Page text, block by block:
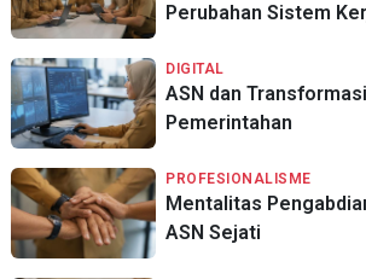
Perubahan Sistem
DIGITAL
ASN dan
Pemerintahan
PROFESIONALISME
Mentalitas
ASN Sejati